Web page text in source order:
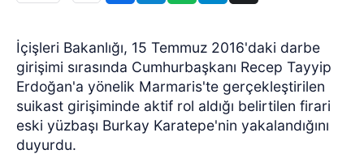
İçişleri Bakanlığı, 15 Temmuz 2016'daki darbe
girişimi sırasında Cumhurbaşkanı Recep Tayyip
Erdoğan'a yönelik Marmaris'te gerçekleştirilen
suikast girişiminde aktif rol aldığı belirtilen firari
eski yüzbaşı Burkay Karatepe'nin yakalandığını
duyurdu.